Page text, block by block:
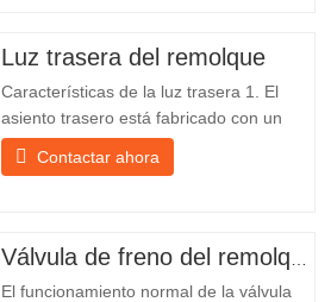
nosotros Chengda Group es un
fabricante chino de semirremolques con
su propia...
Luz trasera del remolque
Características de la luz trasera 1. El
asiento trasero está fabricado con un
soporte de hierro, mucho más resistente
que otros materiales. Se incluyen
hierro delante de la pantalla de la
Contactar ahora
El funcionamiento normal de la válvula